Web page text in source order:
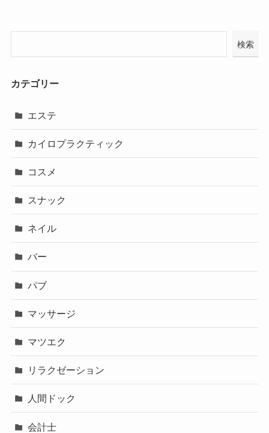
検索
カテゴリー
エステ
カイロプラクティック
コスメ
スナック
ネイル
バー
パブ
マッサージ
マツエク
リラクゼーション
人間ドック
会計士